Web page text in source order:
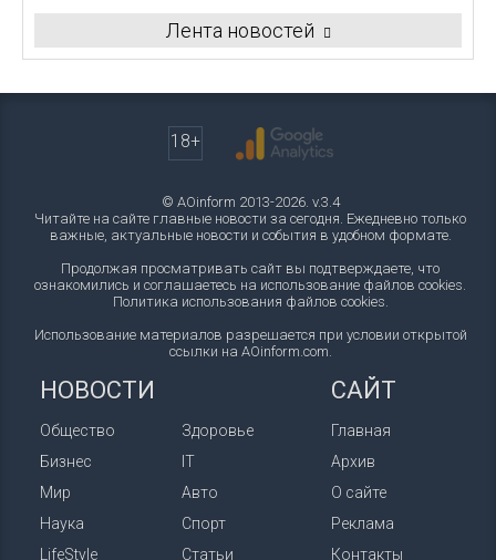
Лента новостей
18+
© AOinform 2013-2026. v.3.4
Читайте на сайте главные новости за сегодня. Ежедневно только
важные, актуальные новости и события в удобном формате.
Продолжая просматривать сайт вы подтверждаете, что
ознакомились и соглашаетесь на использование файлов cookies.
Политика использования файлов cookies.
Использование материалов разрешается при условии открытой
ссылки на AOinform.com.
НОВОСТИ
Общество
Бизнес
Мир
Наука
LifeStyle
Здоровье
IT
Авто
Спорт
Статьи
САЙТ
Главная
Архив
О сайте
Реклама
Контакты